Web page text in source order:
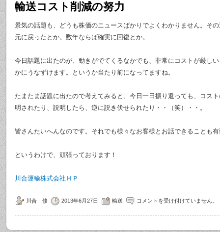
輸送コスト削減の努力
景気の話題も、どうも株価のニュースばかりでよくわかりません。そ
元に戻ったとか。数年ならば確実に回復とか。
今日話題に出たのが、動きがでてくるなかでも、非常にコストが厳し
かにうなずけます。というか当たり前になってますね。
たまたま話題に出たので考えてみると、今日一日振り返っても、コス
明されたり、説明したら、逆に説き伏せられたり・・（笑）・・。
皆さんたいへんなのです。それでも様々なお客様とお話できることも
というわけで、頑張っております！
川合運輸株式会社ＨＰ
川合 修 2013年6月27日 輸送 コメントを受け付けていません。